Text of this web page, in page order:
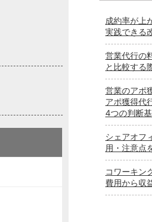
成約率が上
実践できる
営業代行の
と比較する
営業のアポ
アポ獲得代
4つの判断
シェアオフ
用・注意点
コワーキン
費用から収